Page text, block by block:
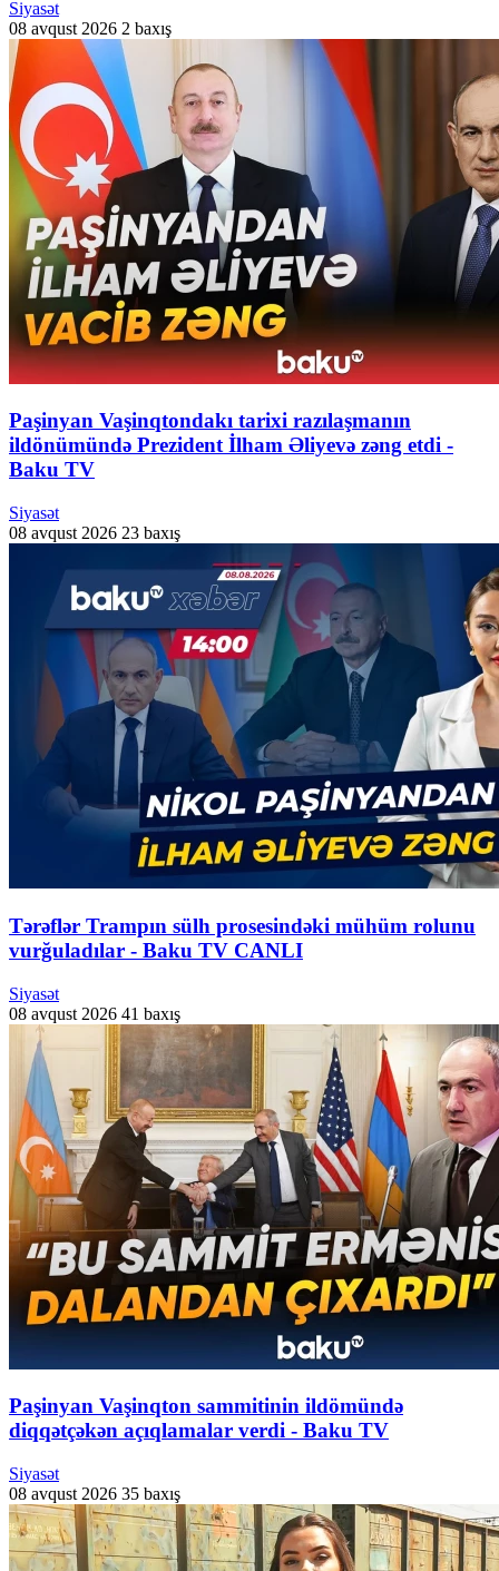
Siyasət
08 avqust 2026 2 baxış
Paşinyan Vaşinqtondakı tarixi razılaşmanın
ildönümündə Prezident İlham Əliyevə zəng etdi -
Baku TV
Siyasət
08 avqust 2026 23 baxış
Tərəflər Trampın sülh prosesindəki mühüm rolunu
vurğuladılar - Baku TV CANLI
Siyasət
08 avqust 2026 41 baxış
Paşinyan Vaşinqton sammitinin ildömündə
diqqətçəkən açıqlamalar verdi - Baku TV
Siyasət
08 avqust 2026 35 baxış